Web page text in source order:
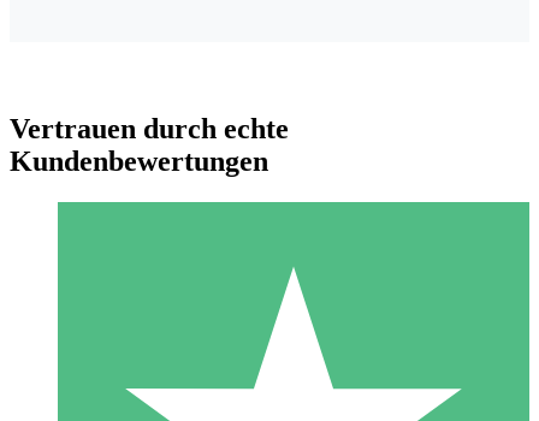
Individuelle Credit-Pakete
Zahlen Sie nach Bedarf mit Download-Credits. Keine
monatliche Verpflichtung erforderlich.
Vertrauen durch echte
Kundenbewertungen